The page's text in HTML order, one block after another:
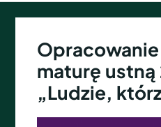
maturę ustną
„Ludzie,